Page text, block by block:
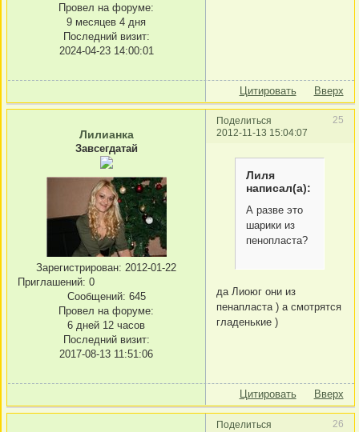
Провел на форуме:
9 месяцев 4 дня
Последний визит:
2024-04-23 14:00:01
Цитировать Вверх
Поделиться
25
2012-11-13 15:04:07
Лилианка
Завсегдатай
Зарегистрирован: 2012-01-22
Приглашений: 0
Сообщений: 645
Провел на форуме:
6 дней 12 часов
Последний визит:
2017-08-13 11:51:06
Лиля
написал(а):
А разве это
шарики из
пенопласта?
да Лиоюг они из
пенапласта ) а смотрятся
гладенькие )
Цитировать Вверх
Поделиться
26